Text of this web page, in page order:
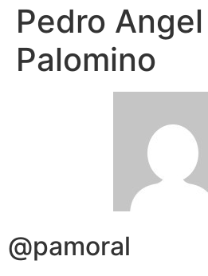
Pedro Angel
Palomino
@pamoral